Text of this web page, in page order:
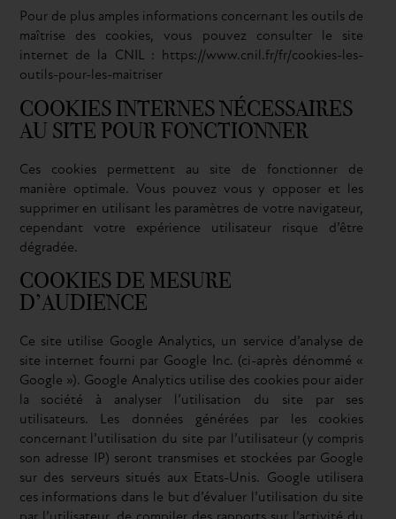
Pour de plus amples informations concernant les outils de
maîtrise des cookies, vous pouvez consulter le site
internet de la CNIL : https://www.cnil.fr/fr/cookies-les-
outils-pour-les-maitriser
COOKIES INTERNES NÉCESSAIRES
AU SITE POUR FONCTIONNER
Ces cookies permettent au site de fonctionner de
manière optimale. Vous pouvez vous y opposer et les
supprimer en utilisant les paramètres de votre navigateur,
cependant votre expérience utilisateur risque d’être
dégradée.
COOKIES DE MESURE
D’AUDIENCE
Ce site utilise Google Analytics, un service d’analyse de
site internet fourni par Google Inc. (ci-après dénommé «
Google »). Google Analytics utilise des cookies pour aider
la société à analyser l’utilisation du site par ses
utilisateurs. Les données générées par les cookies
concernant l’utilisation du site par l’utilisateur (y compris
son adresse IP) seront transmises et stockées par Google
sur des serveurs situés aux Etats-Unis. Google utilisera
ces informations dans le but d’évaluer l’utilisation du site